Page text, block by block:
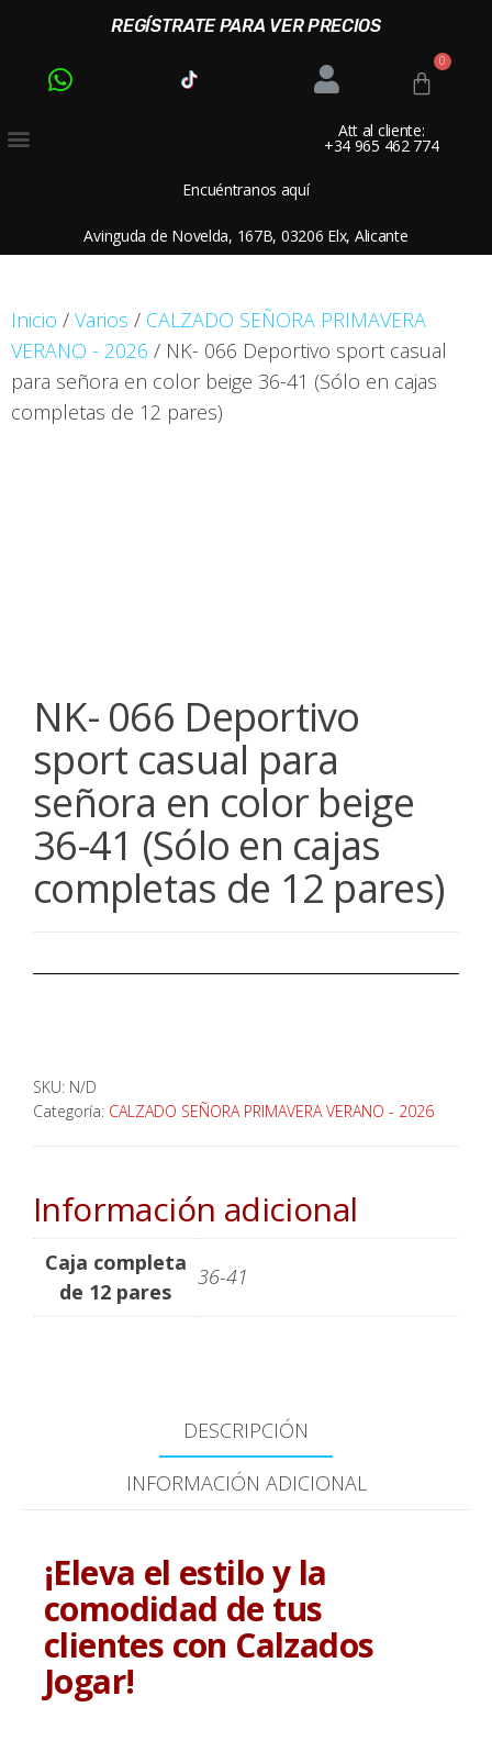
REGÍSTRATE PARA VER PRECIOS
Att al cliente:
+34 965 462 774
Encuéntranos aquí
Avinguda de Novelda, 167B, 03206 Elx, Alicante
Inicio / Varios / CALZADO SEÑORA PRIMAVERA
VERANO - 2026 / NK- 066 Deportivo sport casual
para señora en color beige 36-41 (Sólo en cajas
completas de 12 pares)
NK- 066 Deportivo
sport casual para
señora en color beige
36-41 (Sólo en cajas
completas de 12 pares)
SKU: N/D
Categoría: CALZADO SEÑORA PRIMAVERA VERANO - 2026
Información adicional
Caja completa
de 12 pares
36-41
DESCRIPCIÓN
INFORMACIÓN ADICIONAL
¡Eleva el estilo y la
comodidad de tus
clientes con Calzados
Jogar!